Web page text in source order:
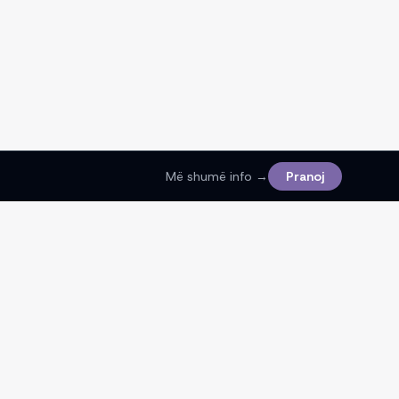
Më shumë info → Pranoj